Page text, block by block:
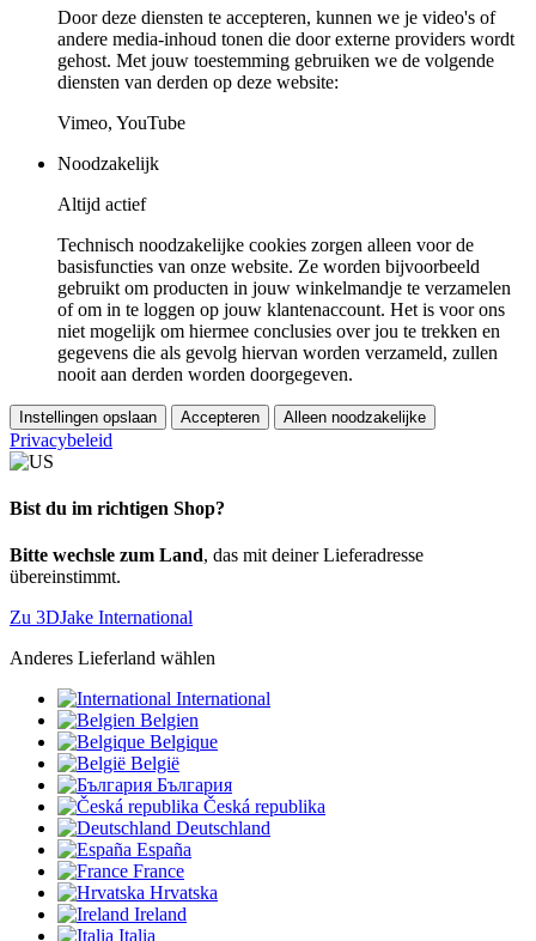
Door deze diensten te accepteren, kunnen we je video's of
andere media-inhoud tonen die door externe providers wordt
gehost. Met jouw toestemming gebruiken we de volgende
diensten van derden op deze website:
Vimeo, YouTube
Noodzakelijk
Altijd actief
Technisch noodzakelijke cookies zorgen alleen voor de
basisfuncties van onze website. Ze worden bijvoorbeeld
gebruikt om producten in jouw winkelmandje te verzamelen
of om in te loggen op jouw klantenaccount. Het is voor ons
niet mogelijk om hiermee conclusies over jou te trekken en
gegevens die als gevolg hiervan worden verzameld, zullen
nooit aan derden worden doorgegeven.
Instellingen opslaan Accepteren Alleen noodzakelijke
Privacybeleid
Bist du im richtigen Shop?
Bitte wechsle zum Land, das mit deiner Lieferadresse
übereinstimmt.
Zu 3DJake International
Anderes Lieferland wählen
International
Belgien
Belgique
België
България
Česká republika
Deutschland
España
France
Hrvatska
Ireland
Italia